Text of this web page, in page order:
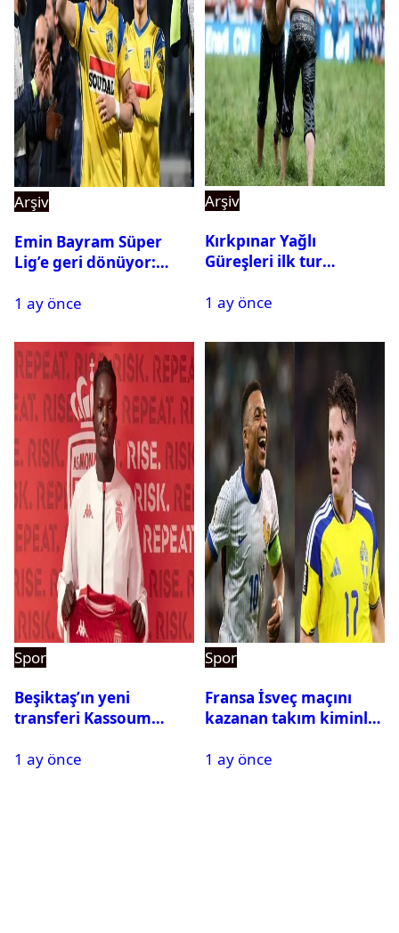
Arşiv
Emin Bayram Süper
Lig’e geri dönüyor:
1 ay önce
Arşiv
Kırkpınar Yağlı
Güreşleri ilk tur
2. tura geçen
1 ay önce
Spor
Beşiktaş’ın yeni
transferi Kassoum
gelecek? Resmi
1 ay önce
Spor
Fransa İsveç maçını
kazanan takım kiminle
turundaki rakip belli
1 ay önce